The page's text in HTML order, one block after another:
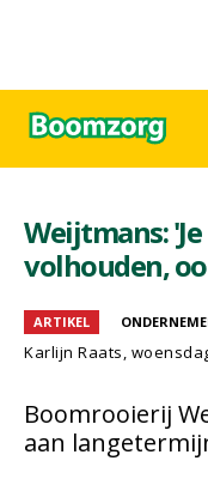
Weijtmans:
volhouden,
ARTIKEL
Karlijn Raats,
Boomrooierij
aan